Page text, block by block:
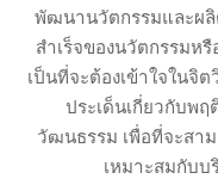
พัฒนานวัตกรรมและผ
สําเร็จของนวัตกรรมห
เป็นที่จะต้องเข้าใจในจิ
ประเด็นเกี่ยวกับพ
วัฒนธรรม เพื่อที่จะส
เหมาะสมกับบ